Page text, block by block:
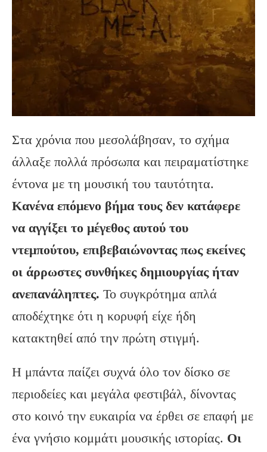
Στα χρόνια που μεσολάβησαν, το σχήμα
άλλαξε πολλά πρόσωπα και πειραματίστηκε
έντονα με τη μουσική του ταυτότητα.
Κανένα επόμενο βήμα τους δεν κατάφερε
να αγγίξει το μέγεθος αυτού του
ντεμπούτου, επιβεβαιώνοντας πως εκείνες
οι άρρωστες συνθήκες δημιουργίας ήταν
ανεπανάληπτες. Το συγκρότημα απλά
αποδέχτηκε ότι η κορυφή είχε ήδη
κατακτηθεί από την πρώτη στιγμή.
Η μπάντα παίζει συχνά όλο τον δίσκο σε
περιοδείες και μεγάλα φεστιβάλ, δίνοντας
στο κοινό την ευκαιρία να έρθει σε επαφή με
ένα γνήσιο κομμάτι μουσικής ιστορίας. Οι